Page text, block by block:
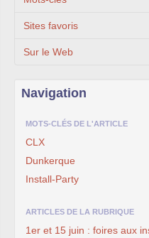
Sites favoris
Sur le Web
Navigation
MOTS-CLÉS DE L'ARTICLE
CLX
Dunkerque
Install-Party
ARTICLES DE LA RUBRIQUE
1er et 15 juin : foires aux